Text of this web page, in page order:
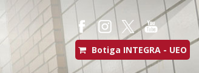
Botiga INTEGRA - UEO